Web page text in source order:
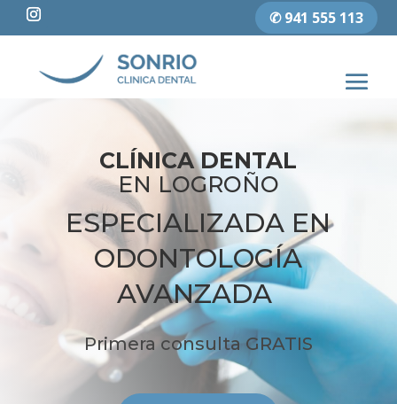
✆ 941 555 113
CLÍNICA DENTAL
EN LOGROÑO
ESPECIALIZADA EN
ODONTOLOGÍA
AVANZADA
Primera consulta GRATIS